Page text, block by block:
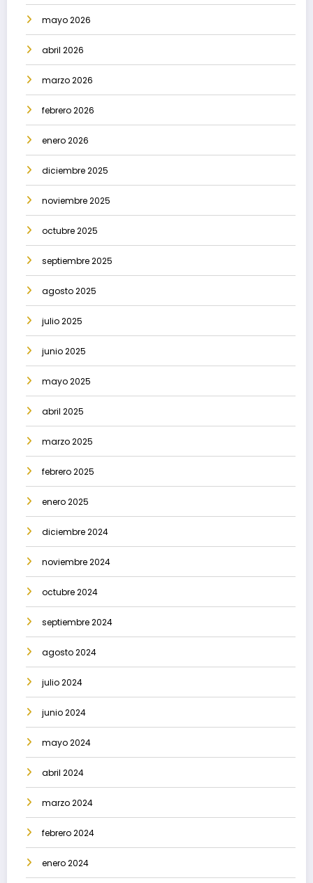
mayo 2026
abril 2026
marzo 2026
febrero 2026
enero 2026
diciembre 2025
noviembre 2025
octubre 2025
septiembre 2025
agosto 2025
julio 2025
junio 2025
mayo 2025
abril 2025
marzo 2025
febrero 2025
enero 2025
diciembre 2024
noviembre 2024
octubre 2024
septiembre 2024
agosto 2024
julio 2024
junio 2024
mayo 2024
abril 2024
marzo 2024
febrero 2024
enero 2024